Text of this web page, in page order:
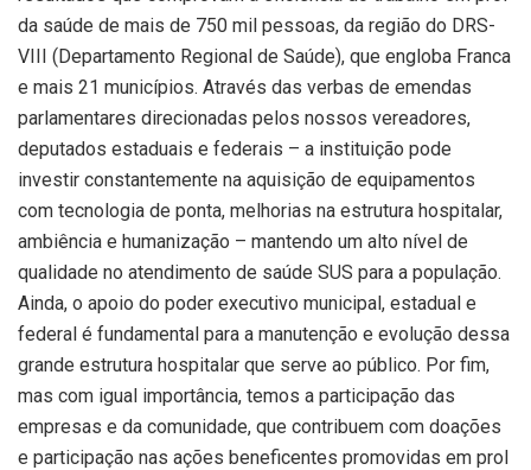
da saúde de mais de 750 mil pessoas, da região do DRS-
VIII (Departamento Regional de Saúde), que engloba Franca
e mais 21 municípios. Através das verbas de emendas
parlamentares direcionadas pelos nossos vereadores,
deputados estaduais e federais – a instituição pode
investir constantemente na aquisição de equipamentos
com tecnologia de ponta, melhorias na estrutura hospitalar,
ambiência e humanização – mantendo um alto nível de
qualidade no atendimento de saúde SUS para a população.
Ainda, o apoio do poder executivo municipal, estadual e
federal é fundamental para a manutenção e evolução dessa
grande estrutura hospitalar que serve ao público. Por fim,
mas com igual importância, temos a participação das
empresas e da comunidade, que contribuem com doações
e participação nas ações beneficentes promovidas em prol